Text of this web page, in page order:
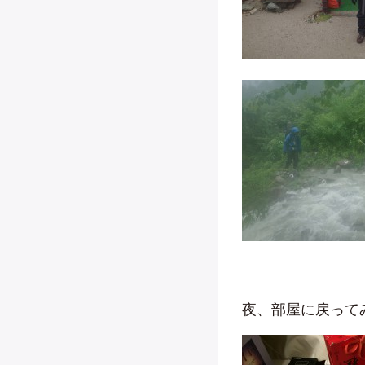
夜、部屋に戻って